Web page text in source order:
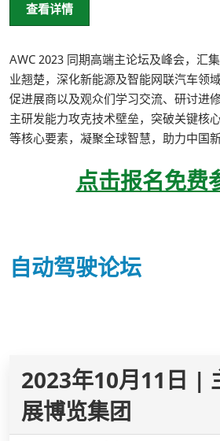
查看详情
AWC 2023 同期高端主论坛及峰会，汇
业翘楚，深化新能源及智能网联汽车领
促进展商以及观众们学习交流、研讨进
主研发能力攻克技术壁垒，突破关键核
等核心要素，凝聚全球智慧，助力中国
点击报名免费
自动驾驶论坛
2023年10月11日 |
展博览集团